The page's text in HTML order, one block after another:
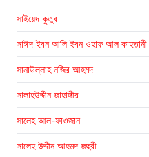
সাইয়েদ কুতুব
সাঈদ ইবন আলি ইবন ওহাফ আল কাহতানী
সানাউল্লাহ নজির আহমদ
সালাহউদ্দীন জাহাঙ্গীর
সালেহ আল-ফাওজান
সালেহ উদ্দীন আহমদ জহুরী